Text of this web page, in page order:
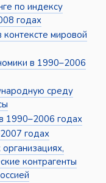
по индексу
годах
мировой
в 1990–2006
среду
1990–2006 годах
годах
контрагенты